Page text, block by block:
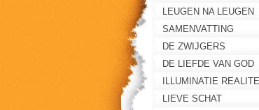
LEUGEN NA LEUGEN
SAMENVATTING
DE ZWIJGERS
DE LIEFDE VAN GOD
ILLUMINATIE
LIEVE SCHAT